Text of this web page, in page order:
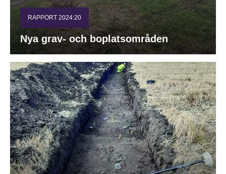
RAPPORT 2024:20
Nya grav- och boplatsområden